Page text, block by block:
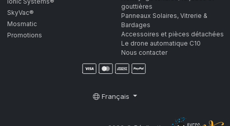
SkyVac®
Mosmatic
Promotions
gouttières
Panneaux Solaires, Vitrerie &
Bardages
Accessoires et pièces détachées
Le drone automatique C10
Nous contacter
Français